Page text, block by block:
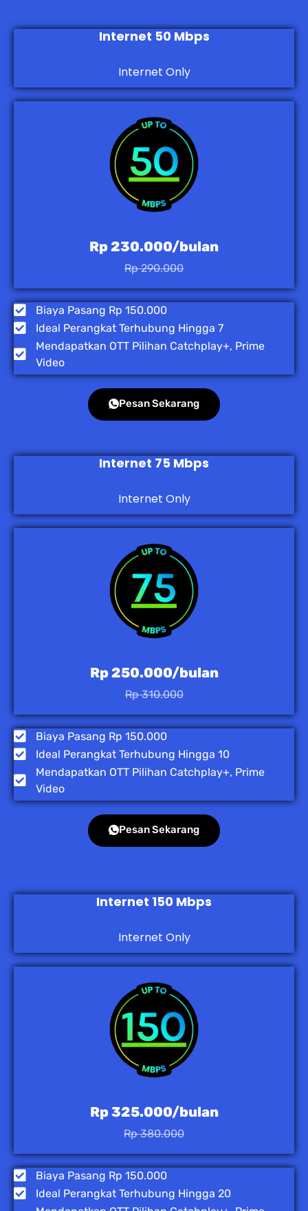
Internet 50 Mbps
Internet Only
Rp 230.000/bulan
Rp 290.000
Biaya Pasang Rp 150.000
Ideal Perangkat Terhubung Hingga 7
Mendapatkan OTT Pilihan Catchplay+, Prime
Video
Pesan Sekarang
Internet 75 Mbps
Internet Only
Rp 250.000/bulan
Rp 310.000
Biaya Pasang Rp 150.000
Ideal Perangkat Terhubung Hingga 10
Mendapatkan OTT Pilihan Catchplay+, Prime
Video
Pesan Sekarang
Internet 150 Mbps
Internet Only
Rp 325.000/bulan
Rp 380.000
Biaya Pasang Rp 150.000
Ideal Perangkat Terhubung Hingga 20